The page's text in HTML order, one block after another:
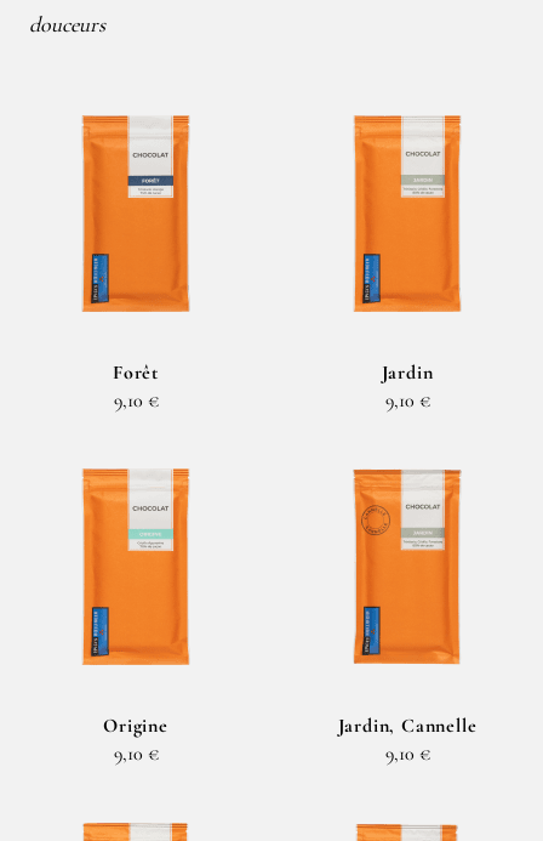
douceurs
Forêt
9,10 €
Jardin
9,10 €
Origine
9,10 €
Jardin, Cannelle
9,10 €